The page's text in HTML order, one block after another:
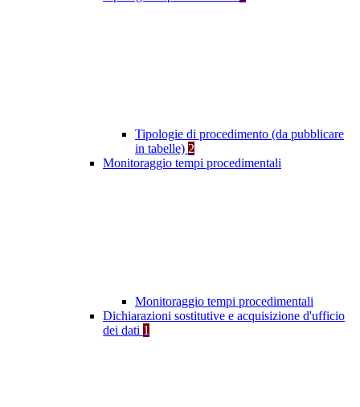
Tipologie di procedimento (da pubblicare
in tabelle) 2
Monitoraggio tempi procedimentali
Monitoraggio tempi procedimentali
Dichiarazioni sostitutive e acquisizione d'ufficio
dei dati 1